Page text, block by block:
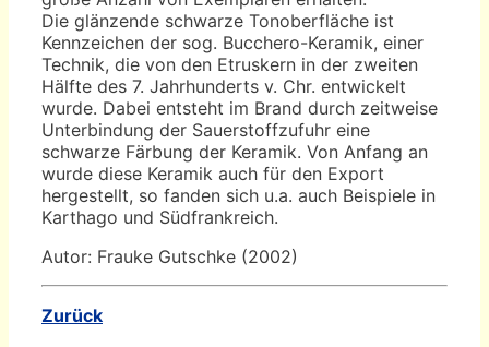
Die glänzende schwarze Tonoberfläche ist
Kennzeichen der sog. Bucchero-Keramik, einer
Technik, die von den Etruskern in der zweiten
Hälfte des 7. Jahrhunderts v. Chr. entwickelt
wurde. Dabei entsteht im Brand durch zeitweise
Unterbindung der Sauerstoffzufuhr eine
schwarze Färbung der Keramik. Von Anfang an
wurde diese Keramik auch für den Export
hergestellt, so fanden sich u.a. auch Beispiele in
Karthago und Südfrankreich.
Autor: Frauke Gutschke (2002)
Zurück